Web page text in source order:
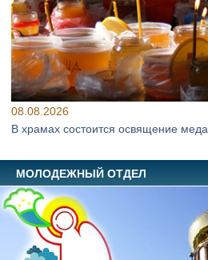
08.08.2026
В храмах состоится освящение меда
МОЛОДЕЖНЫЙ ОТДЕЛ